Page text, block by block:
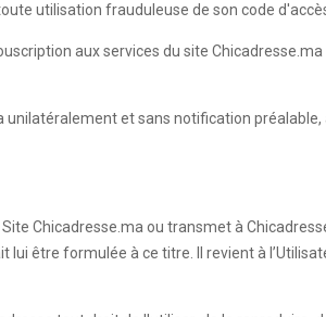
utilisation frauduleuse de son code
aux services du site
et sans notification
Chicadresse.ma ou transmet à
être formulée à ce titre. Il revient à